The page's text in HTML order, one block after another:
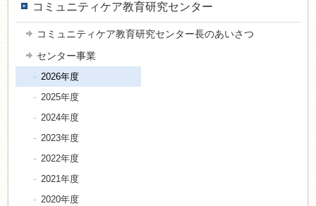
コミュニティケア教育研究センター
コミュニティケア教育研究センター長のあいさつ
センター事業
2026年度
2025年度
2024年度
2023年度
2022年度
2021年度
2020年度